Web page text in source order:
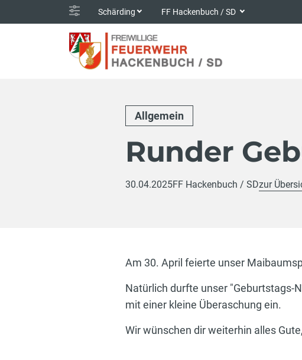
Schärding FF Hackenbuch / SD
Allgemein
Runder
30.04.2025FF Hackenbuch / SDzur
Am 30. April feierte unser
Natürlich durfte unser "Geburtstags-
mit einer kleine Überaschung ein.
Wir wünschen dir weiterhin alles